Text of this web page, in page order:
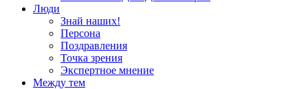
Люди
Знай наших!
Персона
Поздравления
Точка зрения
Экспертное мнение
Между тем